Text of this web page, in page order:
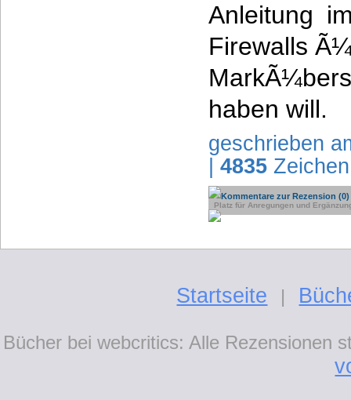
Anleitung
Firewalls
haben will.
geschrieben
4835 Zeichen
Kommentare zur Rezension (0)
Platz für Anregungen und
Startseite |
Bücher bei webcritics: Alle Rezensionen